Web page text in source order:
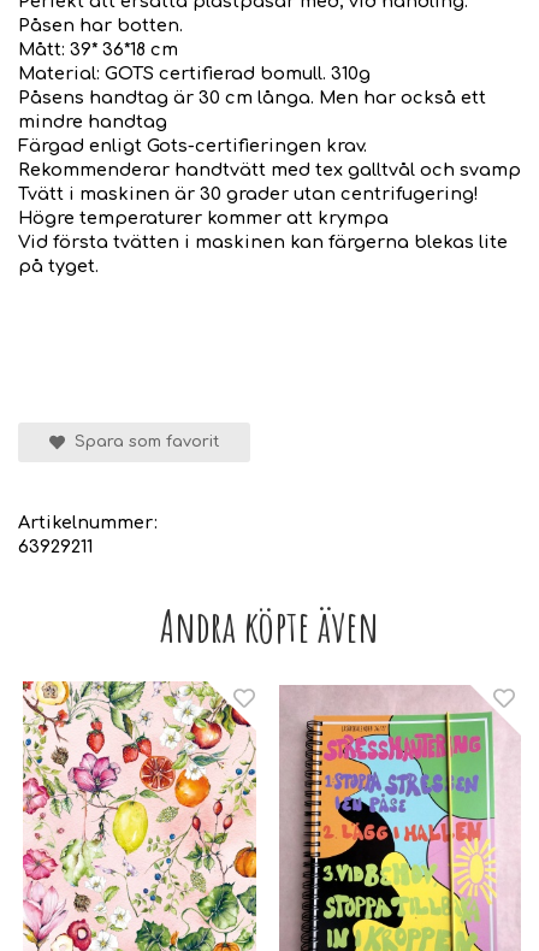
Påsen har botten.
Mått: 39* 36*18 cm
Material: GOTS certifierad bomull. 310g
Påsens handtag är 30 cm långa. Men har också ett
mindre handtag
Färgad enligt Gots-certifieringen krav.
Rekommenderar handtvätt med tex galltvål och svamp
Tvätt i maskinen är 30 grader utan centrifugering!
Högre temperaturer kommer att krympa
Vid första tvätten i maskinen kan färgerna blekas lite
på tyget.
Spara som favorit
Artikelnummer:
63929211
Andra köpte även